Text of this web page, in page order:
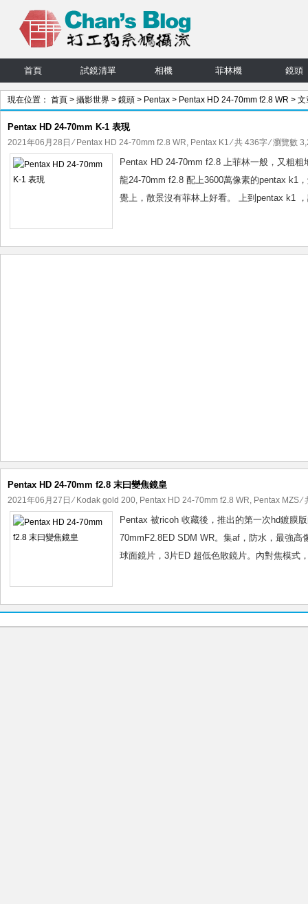
首頁 試鏡清單 相機 菲林機 鏡頭
現在位置： 首頁 > 攝影世界 > 鏡頭 > Pentax > Pentax HD 24-70mm f2.8 WR > 文
Pentax HD 24-70mm K-1 表現
2021年06月28日 ⁄ Pentax HD 24-70mm f2.8 WR, Pentax K1⁄ 共 436字 ⁄ 瀏覽數
Pentax HD 24-70mm f2.8 上菲林一般，又粗
龍24-70mm f2.8 配上3600萬像素的pentax k1
覺上，散景沒有菲林上好看。 上到pentax k1
Pentax HD 24-70mm f2.8 末曰變焦鏡皇
2021年06月27日 ⁄ Kodak gold 200, Pentax HD 24-70mm f2.8 WR, Pentax MZS⁄
Pentax 被ricoh 收藏後，推出的第一次hd鍍膜
70mmF2.8ED SDM WR。集af，防水，最強
球面鏡片，3片ED 超低色散鏡片。內對焦模式